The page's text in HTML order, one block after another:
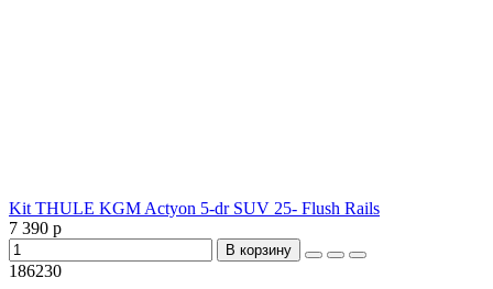
Kit THULE KGM Actyon 5-dr SUV 25- Flush Rails
7 390 р
В корзину
186230